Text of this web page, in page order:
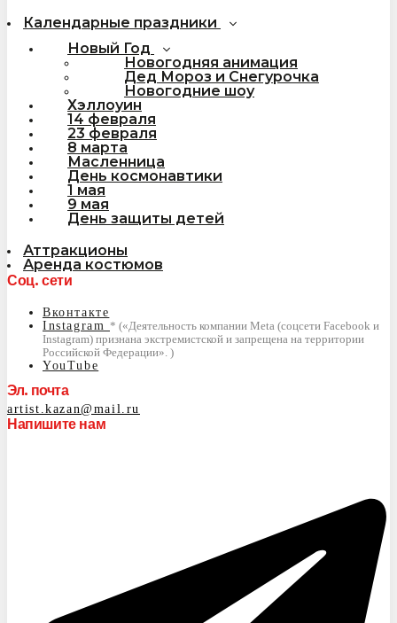
Календарные праздники
Новый Год
Новогодняя анимация
Дед Мороз и Снегурочка
Новогодние шоу
Хэллоуин
14 февраля
23 февраля
8 марта
Масленница
День космонавтики
1 мая
9 мая
День защиты детей
Аттракционы
Аренда костюмов
Соц. сети
Вконтакте
Instagram
YouTube
Эл. почта
artist.kazan@mail.ru
Напишите нам